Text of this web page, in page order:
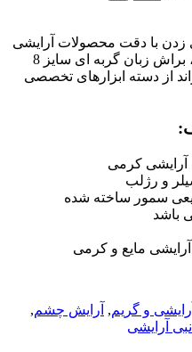
زدن با دقت محصولات آرایشی
کرمی و مخصوص کانسیلر و رژلب، براش زبان گربه ای سایز 8
از دسته ابزارهای تخصصی
:
آرایشی کرمی
و رژلب
سمور ساخته شده
باشد
آرایشی مایع و کرمی
آرایشی و گریم, آرایش چشم,
آرایشی